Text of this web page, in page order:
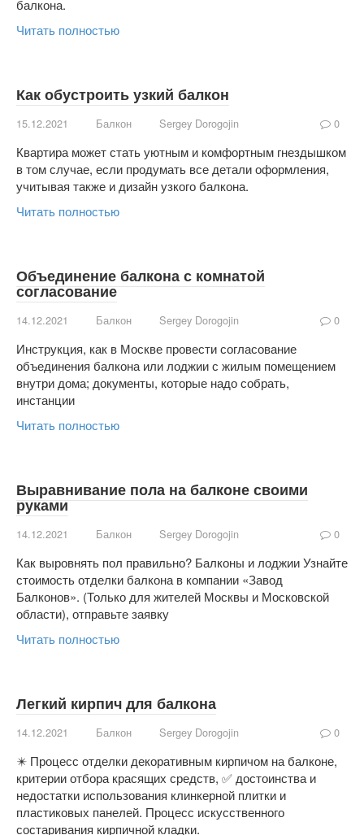
балкона.
Читать полностью
Как обустроить узкий балкон
15.12.2021 Балкон Sergey Dorogojin 0
Квартира может стать уютным и комфортным гнездышком
в том случае, если продумать все детали оформления,
учитывая также и дизайн узкого балкона.
Читать полностью
Объединение балкона с комнатой
согласование
14.12.2021 Балкон Sergey Dorogojin 0
Инструкция, как в Москве провести согласование
объединения балкона или лоджии с жилым помещением
внутри дома; документы, которые надо собрать,
инстанции
Читать полностью
Выравнивание пола на балконе своими
руками
14.12.2021 Балкон Sergey Dorogojin 0
Как выровнять пол правильно? Балконы и лоджии Узнайте
стоимость отделки балкона в компании «Завод
Балконов». (Только для жителей Москвы и Московской
области), отправьте заявку
Читать полностью
Легкий кирпич для балкона
14.12.2021 Балкон Sergey Dorogojin 0
✴️ Процесс отделки декоративным кирпичом на балконе,
критерии отбора красящих средств, ✅ достоинства и
недостатки использования клинкерной плитки и
пластиковых панелей. Процесс искусственного
состаривания кирпичной кладки.